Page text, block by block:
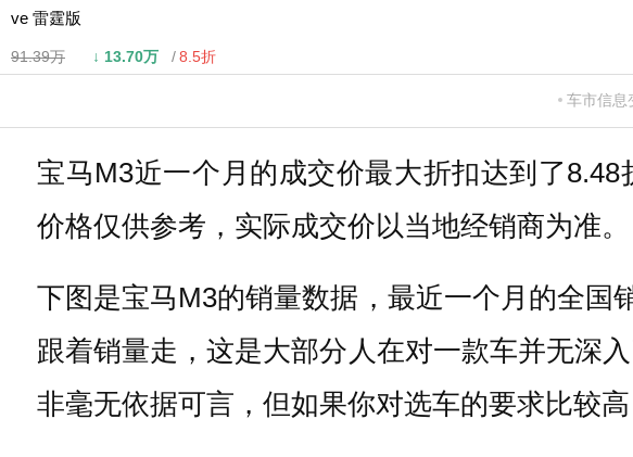
ve 雷霆版
91.39万 ↓ 13.70万 8.5折
车市信息
宝马M3近一个月的成交价最大折扣达到了
价格仅供参考，实际成交价以当地经销商为准。
下图是宝马M3的销量数据，最近一个月的全国
跟着销量走，这是大部分人在对一款车并无深
非毫无依据可言，但如果你对选车的要求比较